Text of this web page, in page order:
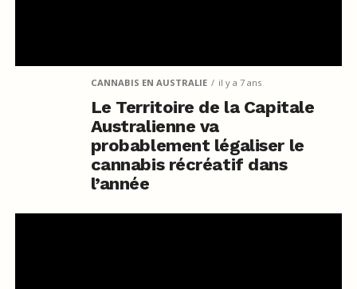
CANNABIS EN AUSTRALIE il y a 7 ans
Le Territoire de la Capitale
Australienne va
probablement légaliser le
cannabis récréatif dans
l’année